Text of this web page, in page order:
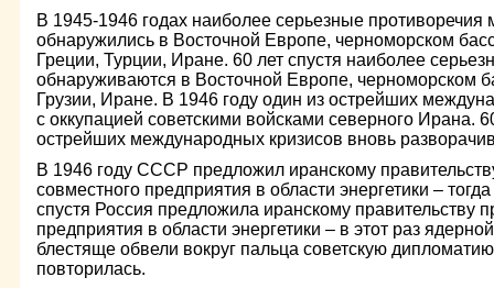
В 1945-1946 годах наиболее серьезные
обнаружились в Восточной Европе, черноморском
Греции, Турции, Иране. 60 лет спустя наиболее
обнаруживаются в Восточной Европе, черноморском
Грузии, Иране. В 1946 году один из острейших
с оккупацией советскими войсками северного Ирана.
острейших международных кризисов вновь
В 1946 году СССР предложил иранскому
совместного предприятия в области энергетики –
спустя Россия предложила иранскому правительству
предприятия в области энергетики – в этот раз
блестяще обвели вокруг пальца советскую
повторилась.